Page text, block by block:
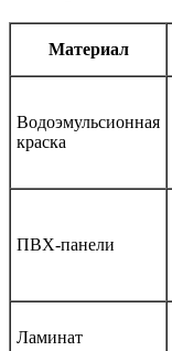
Материал
Водоэмульсионная
краска
ПВХ-панели
Ламинат